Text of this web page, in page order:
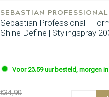
SEBASTIAN PROFESSIONAL
Sebastian Professional -
Shine Define | Stylingspray
Voor 23.59 uur besteld, morgen in
€34,90